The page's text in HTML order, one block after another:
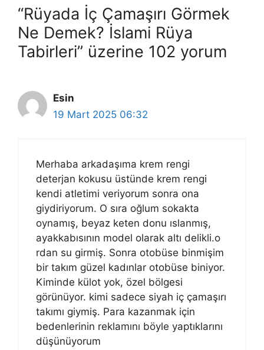
“Rüyada İç Çamaşırı Görmek
Ne Demek? İslami Rüya
Tabirleri” üzerine 102 yorum
Esin
19 Mart 2025 06:32
Merhaba arkadaşıma krem rengi
deterjan kokusu üstünde krem rengi
kendi atletimi veriyorum sonra ona
giydiriyorum. O sıra oğlum sokakta
oynamış, beyaz keten donu ıslanmış,
ayakkabısının model olarak altı delikli.o
rdan su girmiş. Sonra otobüse binmişim
bir takım güzel kadınlar otobüse biniyor.
Kiminde külot yok, özel bölgesi
görünüyor. kimi sadece siyah iç çamaşırı
takımı giymiş. Para kazanmak için
bedenlerinin reklamını böyle yaptıklarını
düşünüyorum